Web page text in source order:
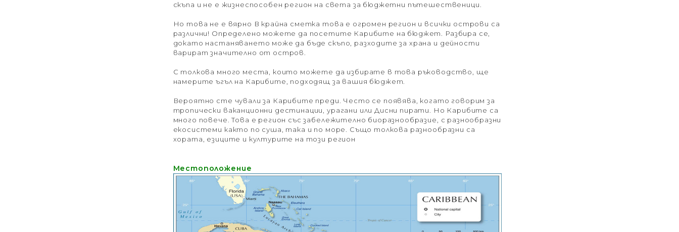
скъпа и не е жизнеспособен регион на света за бюджетни пътешественици.
Но това не е вярно В крайна сметка това е огромен регион и всички острови са
различни! Определено можете да посетите Карибите на бюджет. Разбира се,
докато настаняването може да бъде скъпо, разходите за храна и дейности
варират значително от остров.
С толкова много места, които можете да избирате в това ръководство, ще
намерите ъгъл на Карибите, подходящ за вашия бюджет.
Вероятно сте чували за Карибите преди. Често се появява, когато говорим за
тропически ваканционни дестинации, урагани или Дисни пирати. Но Карибите са
много повече. Това е регион със забележително биоразнообразие, с разнообразни
екосистеми както по суша, така и по море. Също толкова разнообразни са
хората, езиците и културите на този регион
Местоположение